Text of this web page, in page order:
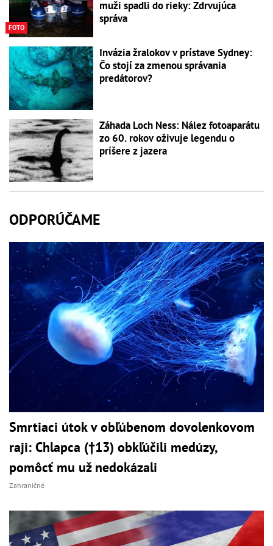
FOTO
muži spadli do rieky: Zdrvujúca
správa
Invázia žralokov v prístave Sydney:
Čo stojí za zmenou správania
predátorov?
Záhada Loch Ness: Nález fotoaparátu
zo 60. rokov oživuje legendu o
príšere z jazera
ODPORÚČAME
Smrtiaci útok v obľúbenom dovolenkovom
raji: Chlapca (†13) obkľúčili medúzy,
pomôcť mu už nedokázali
Zahraničné